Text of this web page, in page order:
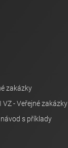
zakázky
- Veřejné zakázky
s příklady